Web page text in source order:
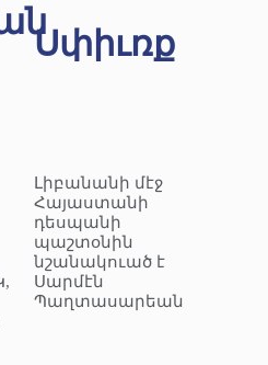
Սփիւռք
Լիբանանի մէջ
Հայաստանի
դեսպանի
պաշտօնին
նշանակուած է
Սարմէն
Պաղտասարեան